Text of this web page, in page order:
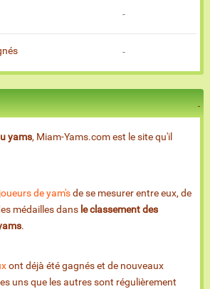
-
-
yams, Miam-Yams.com est le site qu'il
joueurs de yam'sde se mesurer entre eux, de
médailles dans le classement des
.
ont déjà été gagnés et de nouveaux
uns que les autres sont régulièrement